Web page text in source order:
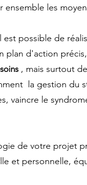
les
possible de
plan d'action
, mais surtout
la gestion du
vaincre le
de votre projet
et personnelle,